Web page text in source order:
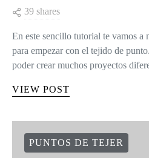
39 shares
En este sencillo tutorial te vamos a
para empezar con el tejido de
poder crear muchos proyectos
VIEW POST
PUNTOS DE TEJER